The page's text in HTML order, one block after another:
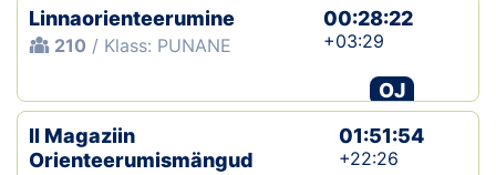
Linnaorienteerumine
210 / Klass: PUNANE
00:28:22
+03:29
OJ
II Magaziin
Orienteerumismängud
01:51:54
+22:26